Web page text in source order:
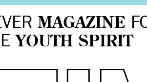
MAGAZINE
YOUTH SPIRIT